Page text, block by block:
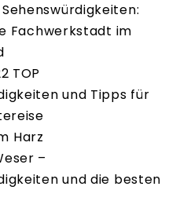
Fachwerkstadt im
TOP
und Tipps für
Harz
–
und die besten